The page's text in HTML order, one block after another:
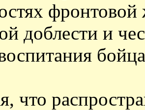
фронтовой
доблести и
что